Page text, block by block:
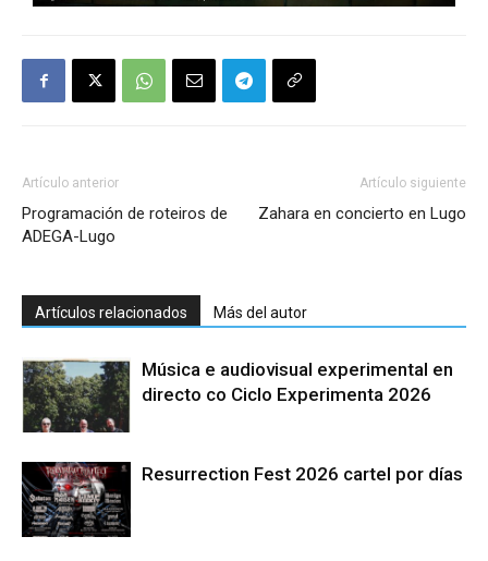
Artículo anterior
Programación de roteiros de
ADEGA-Lugo
Artículo siguiente
Zahara en concierto en Lugo
Artículos relacionados Más del autor
Música e audiovisual experimental en
directo co Ciclo Experimenta 2026
Resurrection Fest 2026 cartel por días